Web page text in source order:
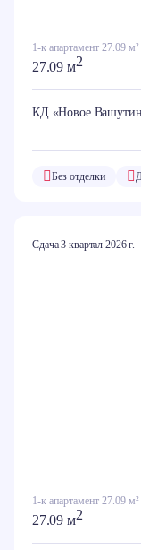
1-к апартамент 27.09 м²
27.09 м2
КД «Новое
Без отделки
Сдача 3 квартал 2026 г.
1-к апартамент 27.09 м²
27.09 м2